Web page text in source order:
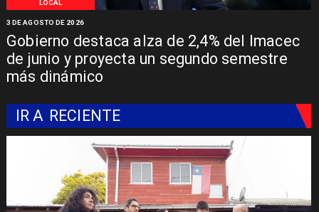
LOCAL
Gobierno destaca alza de 2,4% del Imacec
de junio y proyecta un segundo semestre
más dinámico
3 DE AGOSTO DE 2026
IR A RECIENTE